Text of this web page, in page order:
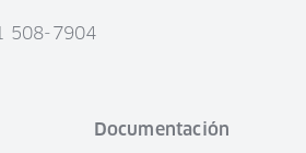
508-7904
Documentación